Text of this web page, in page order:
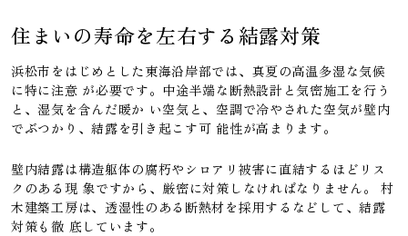
住まいの寿命を左右する結露対策
浜松市をはじめとした東海沿岸部では、真夏の高温多湿な気候
に特に注意 が必要です。中途半端な断熱設計と気密施工を行う
と、湿気を含んだ暖か い空気と、空調で冷やされた空気が壁内
でぶつかり、結露を引き起こす可 能性が高まります。
壁内結露は構造躯体の腐朽やシロアリ被害に直結するほどリス
クのある現 象ですから、厳密に対策しなければなりません。 村
木建築工房は、透湿性のある断熱材を採用するなどして、結露
対策も徹 底しています。